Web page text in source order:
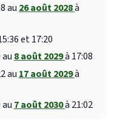
au 26 août 2028à
et 17:20
au 8 août 2029à 17:08
au 17 août 2029à
au 7 août 2030à 21:02